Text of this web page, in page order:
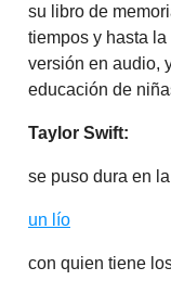
su libro de
tiempos y hasta
versión en audio,
educación de
Taylor Swift:
se puso dura en
un lío
con quien tiene